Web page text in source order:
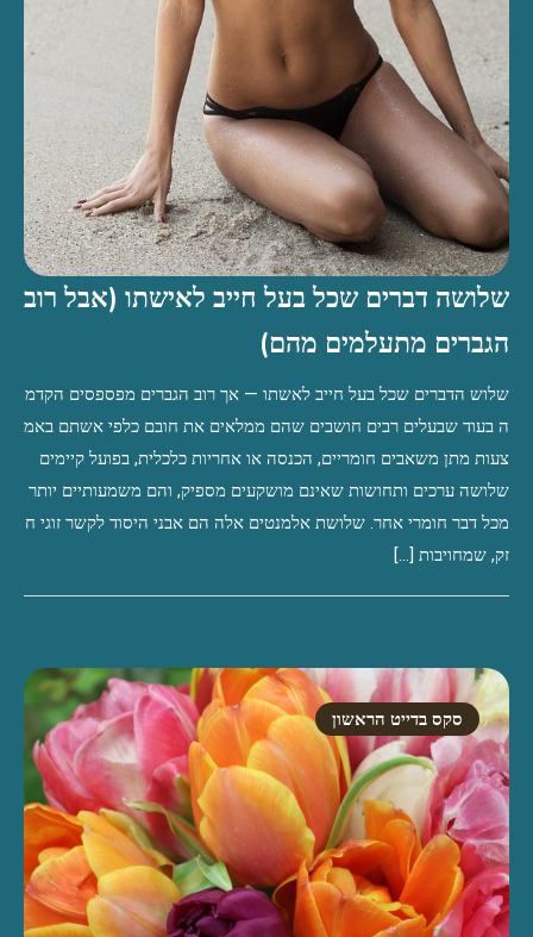
שלושה דברים שכל בעל חייב לאישתו (אבל רוב
הגברים מתעלמים מהם)
שלוש הדברים שכל בעל חייב לאשתו — אך רוב הגברים מפספסים הקדמ
ה בעוד שבעלים רבים חושבים שהם ממלאים את חובם כלפי אשתם באמ
צעות מתן משאבים חומריים, הכנסה או אחריות כלכלית, בפועל קיימים
שלושה ערכים ותחושות שאינם מושקעים מספיק, והם משמעותיים יותר
מכל דבר חומרי אחר. שלושת אלמנטים אלה הם אבני היסוד לקשר זוגי ח
זק, שמחויבות […]
סקס בדייט הראשון